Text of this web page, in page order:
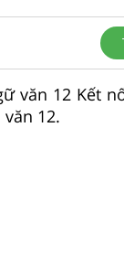
văn 12 Kết
12.